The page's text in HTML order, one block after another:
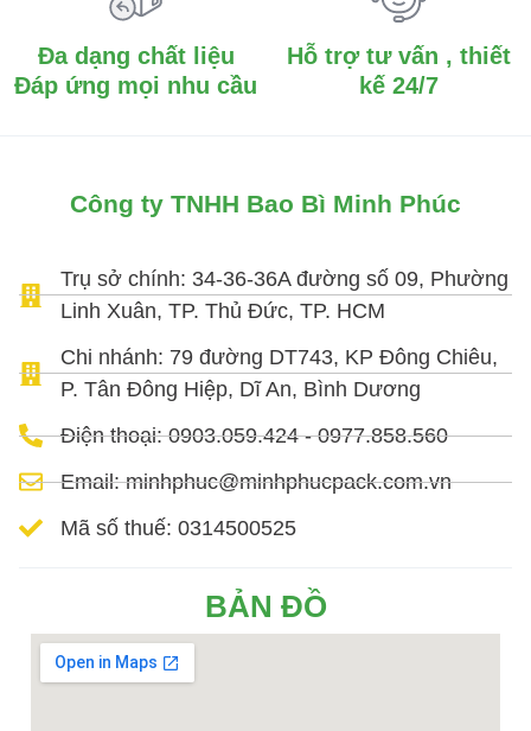
Đa dạng chất liệu
Đáp ứng mọi nhu cầu
Hỗ trợ tư vấn , thiết
kế 24/7
Công ty TNHH Bao Bì Minh Phúc
Trụ sở chính: 34-36-36A đường số 09, Phường
Linh Xuân, TP. Thủ Đức, TP. HCM
Chi nhánh: 79 đường DT743, KP Đông Chiêu,
P. Tân Đông Hiệp, Dĩ An, Bình Dương
Điện thoại: 0903.059.424 - 0977.858.560
Email: minhphuc@minhphucpack.com.vn
Mã số thuế: 0314500525
BẢN ĐỒ